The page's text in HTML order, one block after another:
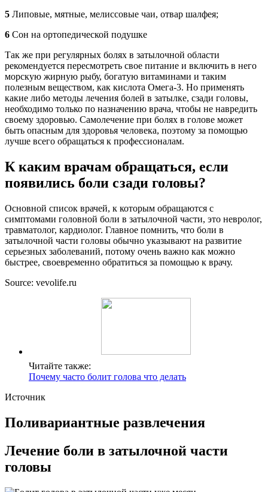
5 Липовые, мятные, мелиссовые чаи, отвар шалфея;
6 Сон на ортопедической подушке
Так же при регулярных болях в затылочной области
рекомендуется пересмотреть свое питание и включить в него
морскую жирную рыбу, богатую витаминами и таким
полезным веществом, как кислота Омега-3. Но применять
какие либо методы лечения болей в затылке, сзади головы,
необходимо только по назначению врача, чтобы не навредить
своему здоровью. Самолечение при болях в голове может
быть опасным для здоровья человека, поэтому за помощью
лучше всего обращаться к профессионалам.
К каким врачам обращаться, если
появились боли сзади головы?
Основной список врачей, к которым обращаются с
симптомами головной боли в затылочной части, это невролог,
травматолог, кардиолог. Главное помнить, что боли в
затылочной части головы обычно указывают на развитие
серьезных заболеваний, потому очень важно как можно
быстрее, своевременно обратиться за помощью к врачу.
Source: vevolife.ru
Читайте также:
Почему часто болит голова что делать
Источник
Поливариантные развлечения
Лечение боли в затылочной части
головы